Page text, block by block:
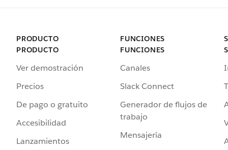
PRODUCTO
PRODUCTO
Ver demostración
Precios
De pago o gratuito
Accesibilidad
Lanzamientos
FUNCIONES
FUNCIONES
Canales
Slack Connect
Generador de flujos de
trabajo
Mensajería